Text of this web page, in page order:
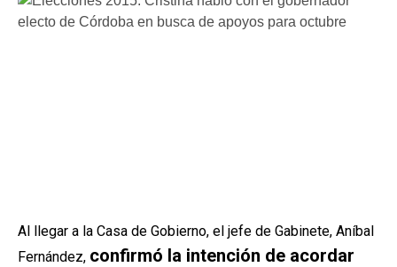
Al llegar a la Casa de Gobierno, el jefe de Gabinete, Aníbal
Fernández, confirmó la intención de acordar